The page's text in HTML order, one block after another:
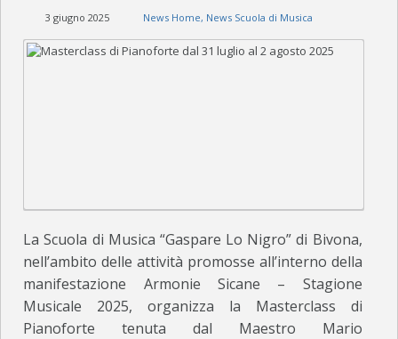
CORSI MUSICALI
YAMAHA CLASS BAND – CORSI DI FORMAZIONE MUSICALE DI BASE
CORSI FREP DI BASE
CORSI PRE-ACCADEMICI
3 giugno 2025 News Home, News Scuola di Musica
La Scuola di Musica “Gaspare Lo Nigro” di Bivona,
nell’ambito delle attività promosse all’interno della
manifestazione Armonie Sicane – Stagione
Musicale 2025, organizza la Masterclass di
Pianoforte tenuta dal Maestro Mario